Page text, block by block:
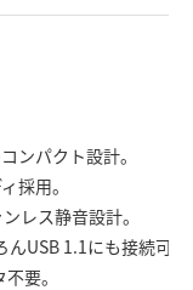
パクト設計。
採用。
レス静音設計。
USB 1.1にも接続可
要。